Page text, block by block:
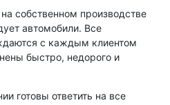
собственном производстве
автомобили. Все
с каждым клиентом
быстро, недорого и
готовы ответить на все